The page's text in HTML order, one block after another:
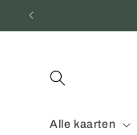
naar de
content
Alle kaarten